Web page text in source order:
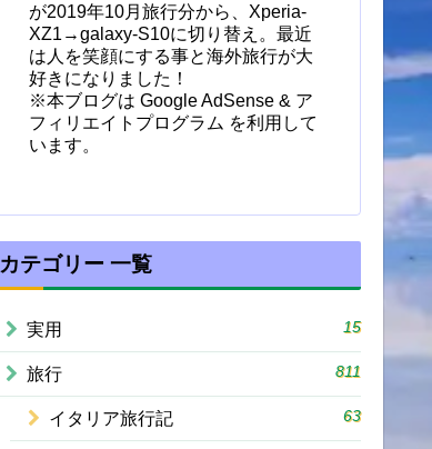
が2019年10月旅行分から、Xperia-
XZ1→galaxy-S10に切り替え。最近
は人を笑顔にする事と海外旅行が大
好きになりました！
※本ブログは Google AdSense & ア
フィリエイトプログラム を利用して
います。
カテゴリー 一覧
実用 15
旅行 811
イタリア旅行記 63